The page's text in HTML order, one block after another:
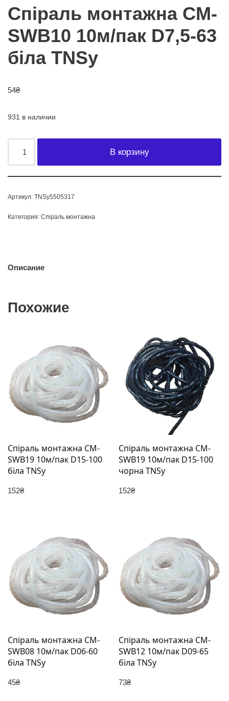
Спіраль монтажна СМ-
SWB10 10м/пак D7,5-63
біла TNSy
54₴
931 в наличии
В корзину
Артикул: TNSy5505317
Категория: Спіраль монтажна
Описание
Похожие
Спіраль монтажна СМ-
SWB19 10м/пак D15-100
біла TNSy
152₴
Спіраль монтажна СМ-
SWB19 10м/пак D15-100
чорна TNSy
152₴
Спіраль монтажна СМ-
SWB08 10м/пак D06-60
біла TNSy
45₴
Спіраль монтажна СМ-
SWB12 10м/пак D09-65
біла TNSy
73₴